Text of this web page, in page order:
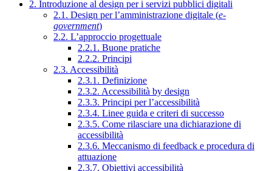
2. Introduzione al design per i servizi pubblici digitali
2.1. Design per l’amministrazione digitale (e-
government)
2.2. L’approccio progettuale
2.2.1. Buone pratiche
2.2.2. Principi
2.3. Accessibilità
2.3.1. Definizione
2.3.2. Accessibilità by design
2.3.3. Principi per l’accessibilità
2.3.4. Linee guida e criteri di successo
2.3.5. Come rilasciare una dichiarazione di
accessibilità
2.3.6. Meccanismo di feedback e procedura di
attuazione
2.3.7. Obiettivi accessibilità